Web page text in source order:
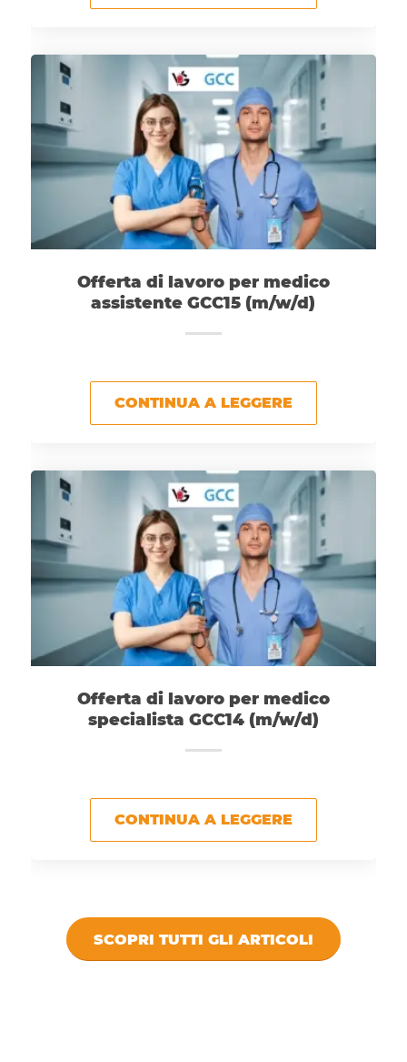
Offerta di lavoro per medico
assistente GCC15 (m/w/d)
CONTINUA A LEGGERE
Offerta di lavoro per medico
specialista GCC14 (m/w/d)
CONTINUA A LEGGERE
SCOPRI TUTTI GLI ARTICOLI